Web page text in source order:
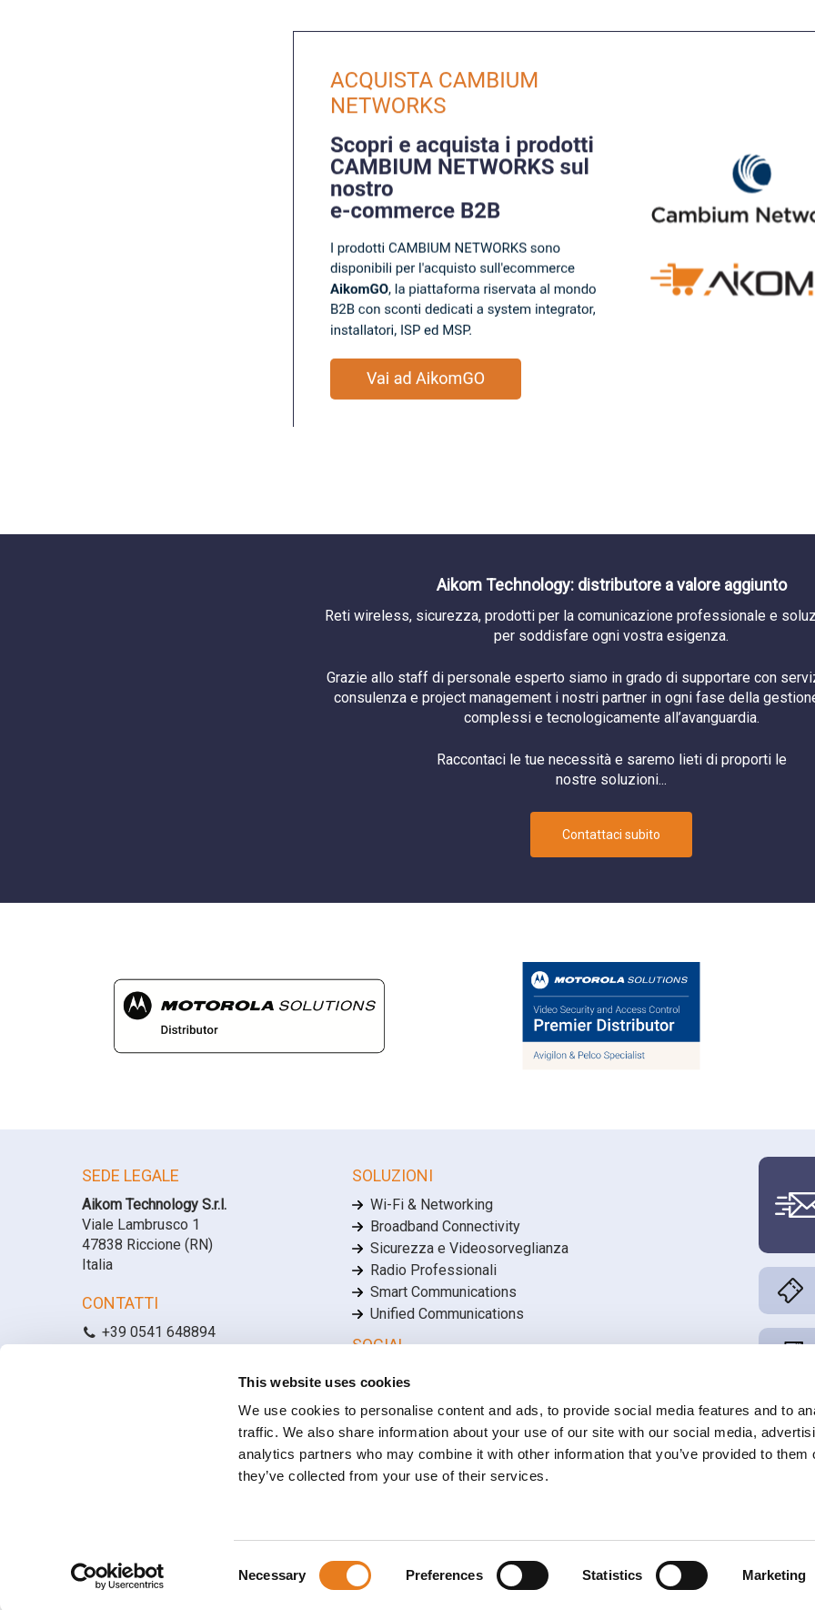
This website uses cookies
We use cookies to personalise content and ads, to provide social media features and to
traffic. We also share information about your use of our site with our social media,
analytics partners who may combine it with other information that you’ve provided to them
they’ve collected from your use of their services.
Necessary Preferences Statistics Marketing
Aikom Technology: distributore a valore aggiunto
Reti wireless, sicurezza, prodotti per la comunicazione professionale e
per soddisfare ogni vostra esigenza.
Grazie allo staff di personale esperto siamo in grado di supportare con
consulenza e project management i nostri partner in ogni fase della
complessi e tecnologicamente all’avanguardia.
Raccontaci le tue necessità e saremo lieti di proporti le
nostre soluzioni...
Contattaci subito
SEDE LEGALE
Aikom Technology S.r.l.
Viale Lambrusco 1
47838 Riccione (RN)
Italia
CONTATTI
+39 0541 648894
Posizioni lavorative aperte
SOLUZIONI
Wi-Fi & Networking
Broadband Connectivity
Sicurezza e Videosorveglianza
Radio Professionali
Smart Communications
Unified Communications
SOCIAL
Linkedin
YouTube
Privacy Policy•Cookie Policy